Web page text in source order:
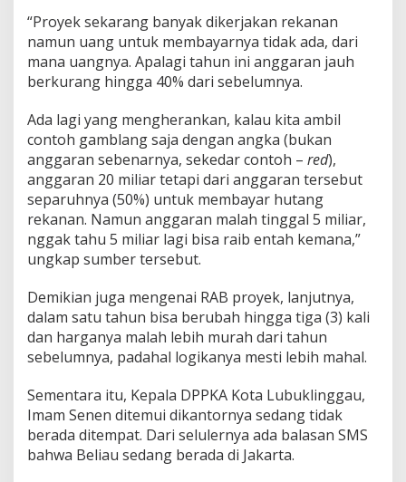
i
n
g
g
a
,
P
D
N
R
I
:
T
i
d
k
P
e
l
J
o
r
J
“Proyek sekarang banyak dikerjakan rekanan
namun uang untuk membayarnya tidak ada, dari
mana uangnya. Apalagi tahun ini anggaran jauh
berkurang hingga 40% dari sebelumnya.
Ada lagi yang mengherankan, kalau kita ambil
contoh gamblang saja dengan angka (bukan
anggaran sebenarnya, sekedar contoh – red),
anggaran 20 miliar tetapi dari anggaran tersebut
separuhnya (50%) untuk membayar hutang
rekanan. Namun anggaran malah tinggal 5 miliar,
nggak tahu 5 miliar lagi bisa raib entah kemana,”
ungkap sumber tersebut.
Demikian juga mengenai RAB proyek, lanjutnya,
dalam satu tahun bisa berubah hingga tiga (3) kali
dan harganya malah lebih murah dari tahun
sebelumnya, padahal logikanya mesti lebih mahal.
Sementara itu, Kepala DPPKA Kota Lubuklinggau,
Imam Senen ditemui dikantornya sedang tidak
berada ditempat. Dari selulernya ada balasan SMS
bahwa Beliau sedang berada di Jakarta.